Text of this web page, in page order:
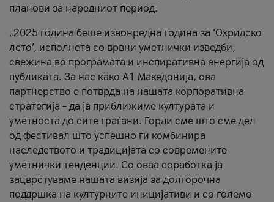
планови за наредниот период.
„2025 година беше извонредна година за ‘Охридско
лето’, исполнета со врвни уметнички изведби,
свежина во програмата и инспиративна енергија од
публиката. За нас како A1 Македонија, ова
партнерство е потврда на нашата корпоративна
стратегија – да ја приближиме културата и
уметноста до сите граѓани. Горди сме што сме дел
од фестивал што успешно ги комбинира
наследството и традицијата со современите
уметнички тенденции. Со оваа соработка ја
зацврстуваме нашата визија за долгорочна
поддршка на културните иницијативи и со големо